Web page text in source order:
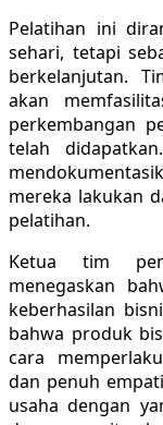
Pelatihan ini
sehari, tetapi
berkelanjutan.
akan
perkembangan
telah
mereka lakukan
pelatihan.
Ketua tim
menegaskan
keberhasilan
bahwa produk
cara
dan penuh
usaha dengan